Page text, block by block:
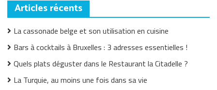
Articles récents
La cassonade belge et son utilisation en cuisine
Bars à cocktails à Bruxelles : 3 adresses essentielles !
Quels plats déguster dans le Restaurant la Citadelle ?
La Turquie, au moins une fois dans sa vie